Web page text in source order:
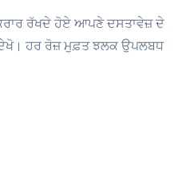
ਰੱਖਦੇ ਹੋਏ ਆਪਣੇ ਦਸਤਾਵੇਜ਼ ਦੇ
ਹਰ ਰੋਜ਼ ਮੁਫ਼ਤ ਝਲਕ ਉਪਲਬਧ